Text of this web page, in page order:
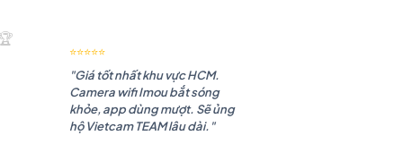
₫.
⭐⭐⭐⭐⭐
"Giá tốt nhất khu vực HCM.
Camera wifi Imou bắt sóng
khỏe, app dùng mượt. Sẽ ủng
hộ Vietcam TEAM lâu dài."